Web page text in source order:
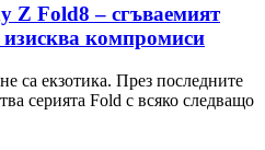
Fold8 – сгъваемият
изисква компромиси
са екзотика. През последните
серията Fold с всяко следващо